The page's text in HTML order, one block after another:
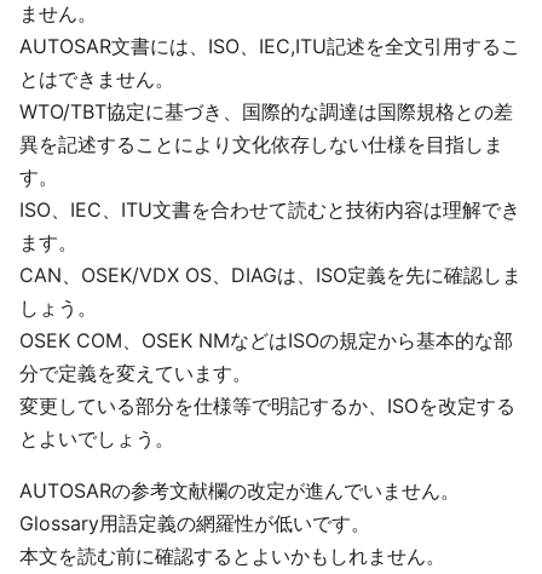
ません。
AUTOSAR文書には、ISO、IEC,ITU記述を全文引用するこ
とはできません。
WTO/TBT協定に基づき、国際的な調達は国際規格との差
異を記述することにより文化依存しない仕様を目指しま
す。
ISO、IEC、ITU文書を合わせて読むと技術内容は理解でき
ます。
CAN、OSEK/VDX OS、DIAGは、ISO定義を先に確認しま
しょう。
OSEK COM、OSEK NMなどはISOの規定から基本的な部
分で定義を変えています。
変更している部分を仕様等で明記するか、ISOを改定する
とよいでしょう。
AUTOSARの参考文献欄の改定が進んでいません。
Glossary用語定義の網羅性が低いです。
本文を読む前に確認するとよいかもしれません。